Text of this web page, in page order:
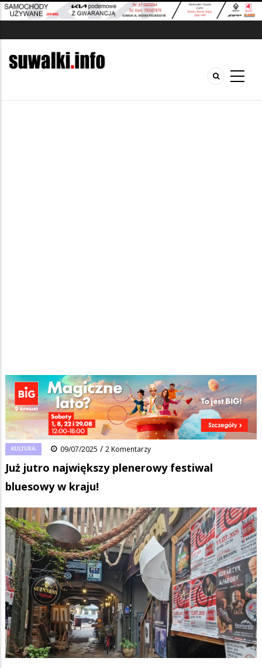
Ścieżka
nawigacyjna
Strona główna/Wiadomości/Kultura/
Już jutro największy plenerowy festiwal bluesowy w kraju!
FacebookPinterestTumblr
0 Reddit Share
KULTURA 09/07/2025 / 2 Komentarzy
Już jutro największy plenerowy festiwal
bluesowy w kraju!